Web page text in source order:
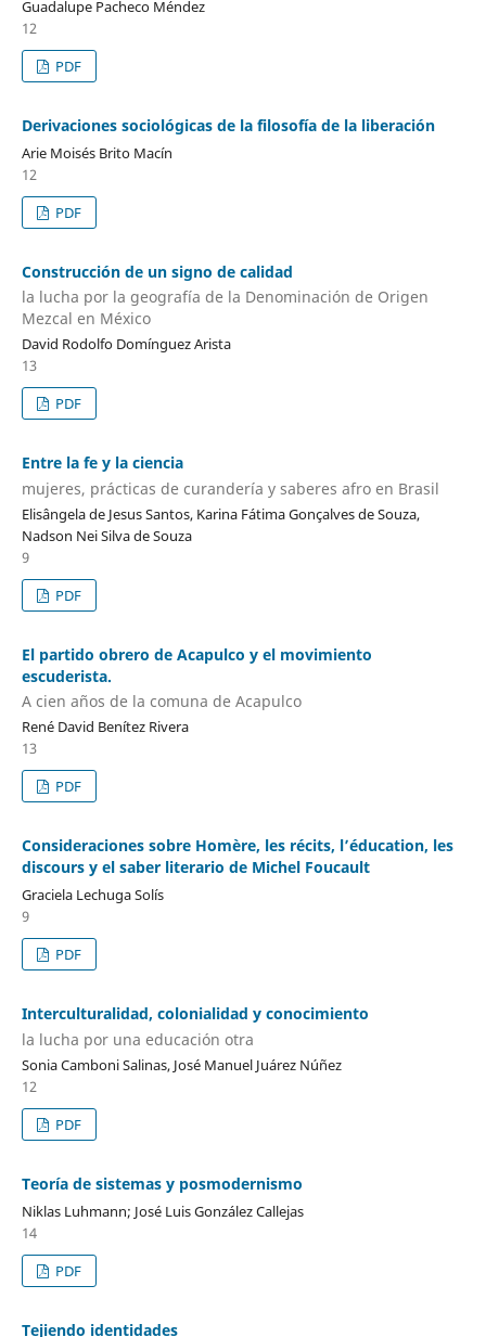
Guadalupe Pacheco Méndez
12
PDF
Derivaciones sociológicas de la filosofía de la liberación
Arie Moisés Brito Macín
12
PDF
Construcción de un signo de calidad
la lucha por la geografía de la Denominación de Origen
Mezcal en México
David Rodolfo Domínguez Arista
13
PDF
Entre la fe y la ciencia
mujeres, prácticas de curandería y saberes afro en Brasil
Elisângela de Jesus Santos, Karina Fátima Gonçalves de Souza,
Nadson Nei Silva de Souza
9
PDF
El partido obrero de Acapulco y el movimiento
escuderista.
A cien años de la comuna de Acapulco
René David Benítez Rivera
13
PDF
Consideraciones sobre Homère, les récits, l’éducation, les
discours y el saber literario de Michel Foucault
Graciela Lechuga Solís
9
PDF
Interculturalidad, colonialidad y conocimiento
la lucha por una educación otra
Sonia Camboni Salinas, José Manuel Juárez Núñez
12
PDF
Teoría de sistemas y posmodernismo
Niklas Luhmann; José Luis González Callejas
14
PDF
Tejiendo identidades